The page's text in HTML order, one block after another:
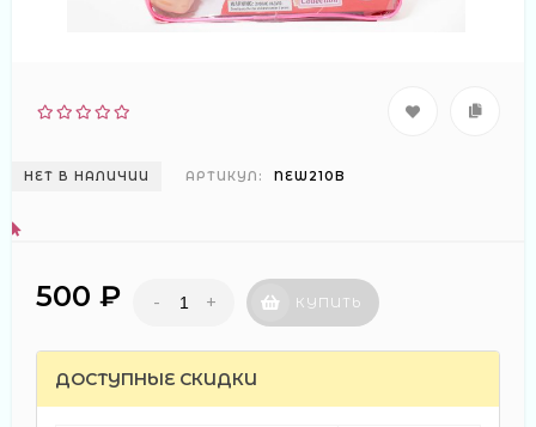
НЕТ В НАЛИЧИИ АРТИКУЛ: NEW210B
500 ₽ - + КУПИТЬ
ДОСТУПНЫЕ СКИДКИ